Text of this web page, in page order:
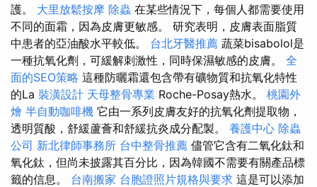
護。 大里放鬆按摩 除蟲 在某些情況下，每個人都需要使用
不同的面霜，因為皮膚更敏感。 研究表明，皮膚表面脂質
中患者的亞油酸水平較低。 台北牙醫推薦 蔬菜bisabolol是
一種抗氧化劑，可緩解刺激性，同時保濕敏感的皮膚。 全
面的SEO策略 這種防曬霜還包含帶有礦物質和抗氧化特性
的La 裝潢設計 天母整骨專業 Roche-Posay熱水。 桃園外
燴 半自動咖啡機 它由一系列皮膚友好的抗氧化劑提取物，
透明質酸，舒緩蘆薈和舒緩抗炎成分配製。 養護中心 除蟲
公司 新北律師事務所 台中整骨推薦 儘管它含有二氧化鈦和
氧化鈦，但尚未披露其百分比，因為韓國不需要有關產品標
籤的信息。 台南搬家 台胞證照片規格與要求 這是可以添加